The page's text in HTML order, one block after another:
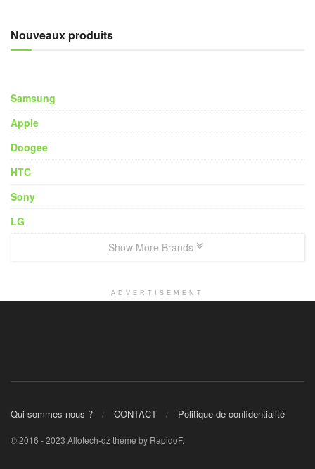
Nouveaux produits
Samsung
Apple
Doogee
HTC
Sony
LG
Show More Brands
ADVERTISEMENT
Qui sommes nous ? CONTACT Politique de confidentialité
© 2016 - 2023 Allotech-dz theme by RapidoF.